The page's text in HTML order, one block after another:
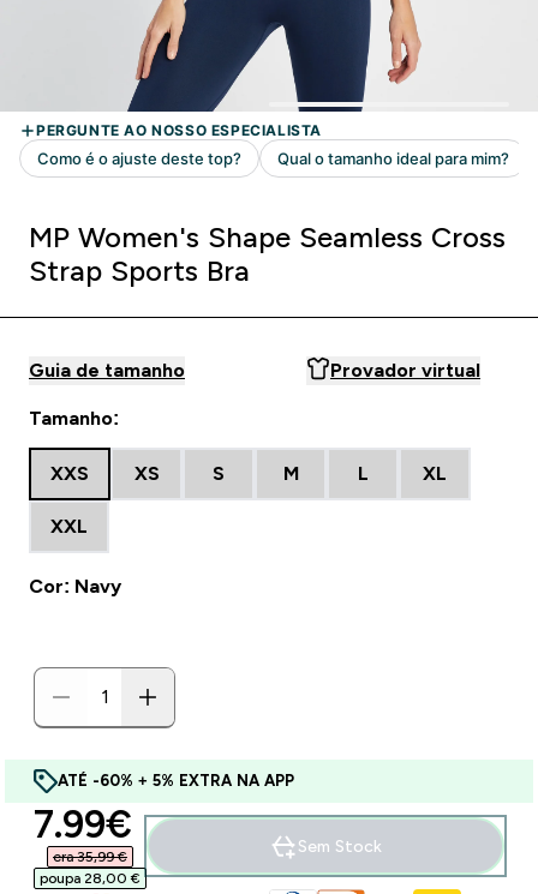
MP Women's Shape Seamless Cross
Strap Sports Bra
Guia de tamanho Provador virtual
Tamanho:
XXS XS S M L XL
XXL
Cor: Navy
ATÉ -60% + 5% EXTRA NA APP
discounted price
7.99€‎
era 35,99 €‎
poupa 28,00 €‎
Sem Stock